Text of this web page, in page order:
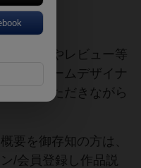
い
説明文やレビュー等
局・ゲームデザイナ
力をいただきながら
要を御存知の方は、
/会員登録し作品説